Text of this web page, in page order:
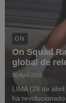
ON
On Squad
global de
30 April 2026
LIMA (28 de
ha